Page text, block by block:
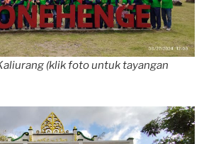
(klik foto untuk tayangan